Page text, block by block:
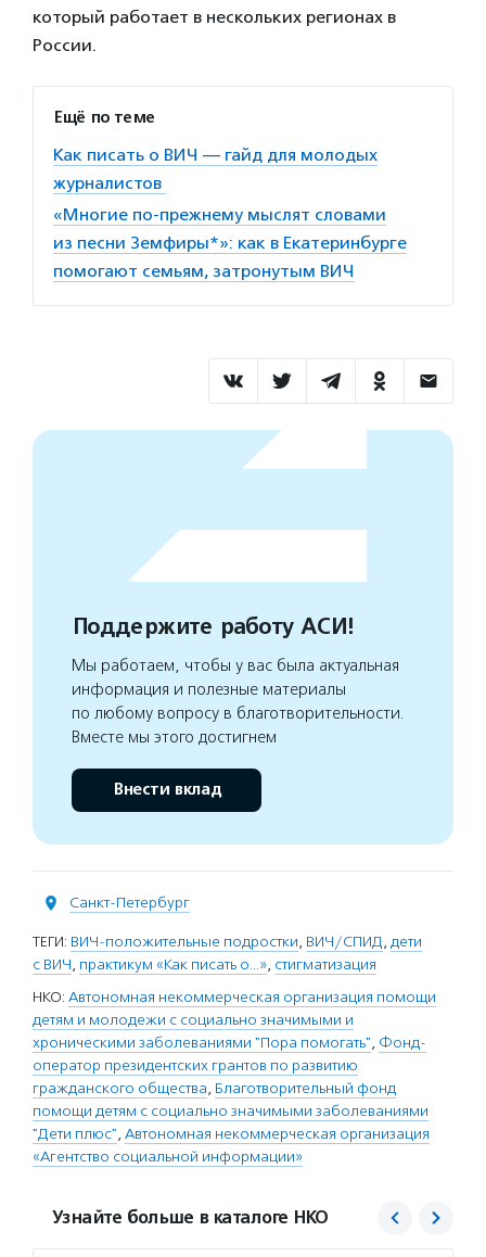
который работает в нескольких регионах в
России.
Ещё по теме
Как писать о ВИЧ — гайд для молодых
журналистов
«Многие по-прежнему мыслят словами
из песни Земфиры*»: как в Екатеринбурге
помогают семьям, затронутым ВИЧ
Поддержите работу АСИ!
Мы работаем, чтобы у вас была актуальная
информация и полезные материалы
по любому вопросу в благотворительности.
Вместе мы этого достигнем
Внести вклад
Санкт-Петербург
ТЕГИ: ВИЧ-положительные подростки, ВИЧ/СПИД, дети
с ВИЧ, практикум «Как писать о…», стигматизация
НКО: Автономная некоммерческая организация помощи
детям и молодежи с социально значимыми и
хроническими заболеваниями "Пора помогать", Фонд-
оператор президентских грантов по развитию
гражданского общества, Благотворительный фонд
помощи детям с социально значимыми заболеваниями
"Дети плюс", Автономная некоммерческая организация
«Агентство социальной информации»
Узнайте больше в каталоге НКО